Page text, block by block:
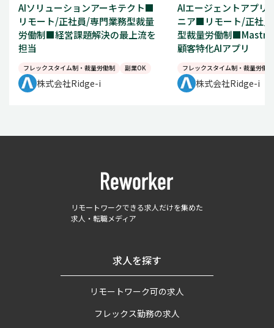
AIソリューションアーキテクト■
リモート/正社員/専門業務型裁量
労働制■経営課題解決の最上流を
担当
フレックスタイム制・裁量労働制 副業OK
株式会社Ridge-i
AIエージェントアプリ
ニア■リモート/正社
型裁量労働制■Mastra
顧客特化AIアプリ
フレックスタイム制・裁量労働制
株式会社Ridge-i
リモートワークできる求人だけを集めた
求人・転職メディア
求人を探す
リモートワーク可の求人
フレックス勤務の求人